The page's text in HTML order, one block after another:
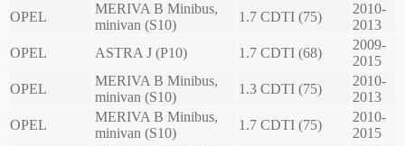
OPEL
MERIVA B Minibus,
minivan (S10)
1.7 CDTI (75)
2010-
2013
OPEL
ASTRA J (P10) 1.7 CDTI (68)
2009-
2015
OPEL
MERIVA B Minibus,
minivan (S10)
1.3 CDTI (75)
2010-
2013
OPEL
MERIVA B Minibus,
minivan (S10)
1.7 CDTI (75)
2010-
2015